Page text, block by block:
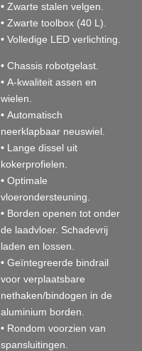
• Zwarte stalen velgen.
• Zwarte toolbox (40 L).
• Volledige LED verlichting.
• Chassis robotgelast.
• A-kwaliteit assen en
wielen.
• Automatisch
neerklapbaar neuswiel.
• Lange dissel uit
kokerprofielen.
• Optimale
vloerondersteuning.
• Borden openen tot onder
de laadvloer. Schadevrij
laden en lossen.
• Geïntegreerde bindrail
voor verplaatsbare
nethaken/bindogen in de
aluminium borden.
• Rondom voorzien van
spansluitingen.